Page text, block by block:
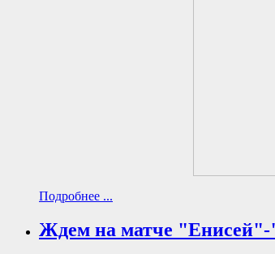
Подробнее ...
Ждем на матче